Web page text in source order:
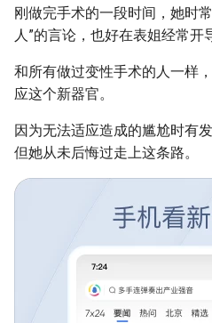
刚做完手术的一段时间，她时
人”的言论，也好在表姐经常开
和所有做过变性手术的人一样
应这个新器官。
因为无法适应造成的尴尬时有
但她从未后悔过走上这条路。